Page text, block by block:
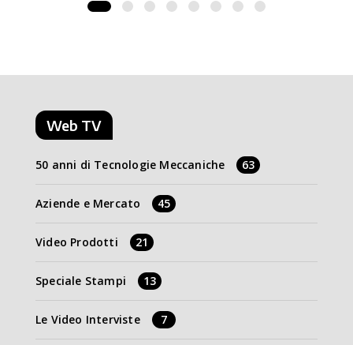
Web TV
50 anni di Tecnologie Meccaniche 63
Aziende e Mercato 45
Video Prodotti 21
Speciale Stampi 13
Le Video Interviste 7